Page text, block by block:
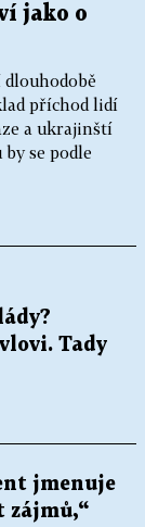
jako o
dlouhodobě
příchod lidí
a ukrajinští
se podle
Tady
jmenuje
zájmů,“